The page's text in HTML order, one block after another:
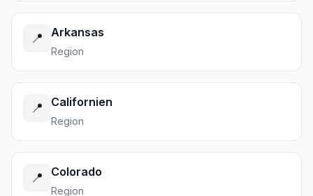
📍 Arkansas
Region
📍 Californien
Region
📍 Colorado
Region